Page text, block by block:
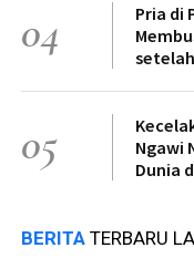
04
Pria di
05
Ngawi
Dunia
BERITA TERBARU